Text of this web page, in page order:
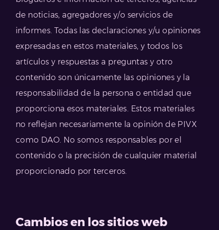
de noticias, agregadores y/o servicios de
informes. Todas las declaraciones y/u opiniones
expresadas en estos materiales, y todos los
artículos y respuestas a preguntas y otro
contenido son únicamente las opiniones y la
responsabilidad de la persona o entidad que
proporciona esos materiales. Estos materiales
no reflejan necesariamente la opinión de PIVX
como DAO. No somos responsables por el
contenido o la precisión de cualquier material
proporcionado por terceros.
Cambios en los sitios web